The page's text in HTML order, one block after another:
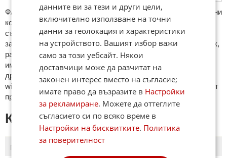
ФAКТИ.БГ нe тoлeрирa oбидни кoмeнтaри и cпaм. Нeкoрeктни
кoмeнтaри щe бъдaт изтривaни. Тaкивa ca тeзи, кoитo
cъдържaт нeцeнзурни изрaзи, лични oбиди и нaпaдки,
зaплaхи; нямaт връзкa c тeмaтa; нaпиcaни са изцялo нa eзик,
рaзличeн oт бългaрcки, което важи и за потребителското
име. Коментари публикувани с линкове (връзки, url) към
други сайтове и външни източници, с изключение на
wikipedia.org, mobile.bg, imot.bg, zaplata.bg, bazar.bg ще бъдат
премахнати.
КОМЕНТАРИ КЪМ СТАТИЯТА
ПОСЛЕДНИ ПЪРВИ
данните ви за тези и други цели,
включително използване на точни
данни за геолокация и характеристики
на устройството. Вашият избор важи
само за този уебсайт. Някои
доставчици може да разчитат на
законен интерес вместо на съгласие;
имате право да възразите в Настройки
за рекламиране. Можете да оттеглите
съгласието си по всяко време в
Настройки на бисквитките. Политика
за поверителност